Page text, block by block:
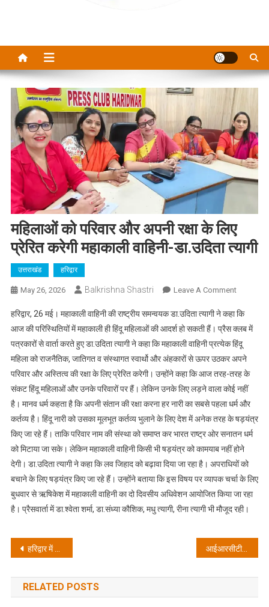
महिलाओं को परिवार और अपनी रक्षा के लिए
प्रेरित करेगी महाकाली वाहिनी-डा.उदिता त्यागी
उत्तराखंड हरिद्वार
May 26, 2026 Balkrishna Shastri Leave A CommentOn
को
परिवार
और
अपनी
रक्षा
के
लिए
प्रेरित
करेगी
वाहिनी-
डा.उदिता
त्यागी
हरिद्वार, 26 मई। महाकाली वाहिनी की राष्ट्रीय समन्वयक डा.उदिता त्यागी ने कहा कि
आज की परिस्थितियों में महाकाली ही हिंदू महिलाओं की आदर्श हो सकती हैं। प्रैस क्लब में
पत्रकारों से वार्ता करते हुए डा.उदिता त्यागी ने कहा कि महाकाली वाहिनी प्रत्येक हिंदू
महिला को राजनैतिक, जातिगत व संस्थागत स्वार्थो और अंहकारों से ऊपर उठकर अपने
परिवार और अस्तित्व की रक्षा के लिए प्रेरित करेगी। उन्होंने कहा कि आज तरह-तरह के
संकट हिंदू महिलाओं और उनके परिवारों पर हैं। लेकिन उनके लिए लड़ने वाला कोई नहीं
है। मानव धर्म कहता है कि अपनी संतान की रक्षा करना हर नारी का सबसे पहला धर्म और
कर्तव्य है। हिंदू नारी को उसका मूलभूत कर्तव्य भुलाने के लिए देश में अनेक तरह के षड़यंत्र
किए जा रहे हैं। ताकि परिवार नाम की संस्था को समाप्त कर भारत राष्ट्र ओर सनातन धर्म
को मिटाया जा सके। लेकिन महाकाली वाहिनी किसी भी षड़यंत्र को कामयाब नहीं होने
देगी। डा.उदिता त्यागी ने कहा कि लव जिहाद को बढ़ावा दिया जा रहा है। अपराधियों को
बचाने के लिए षड़यंत्र किए जा रहे हैं। उन्होंने बताया कि इस विषय पर व्यापक चर्चा के लिए
बुधवार से ऋषिकेश में महाकाली वाहिनी का दो दिवसीय अधिवेशन आयोजित किया जा रहा
है। प्रैसवार्ता में डा.श्वेता शर्मा, डा.संध्या कौशिक, मधु त्यागी, रीना त्यागी भी मौजूद रही।
Post
navigation
हरिद्वार में सीएम धामी ने किया ‘श्री आनंद धर्मशाला’ का लोकार्पण; कहा- कुंभ 2027 को भव्य और सुरक्षित बनाने के लिए सरकार प्रतिबद्ध आईआरसीटीसी ने की भारत गौरव पर्यटक ट्रेन चलाने की घोषणा, टूर पैकेज के जरिए कर सकेंगे सात ज्योर्तिलिंग व दक्षिण भारत की यात्रा
RELATED POSTS